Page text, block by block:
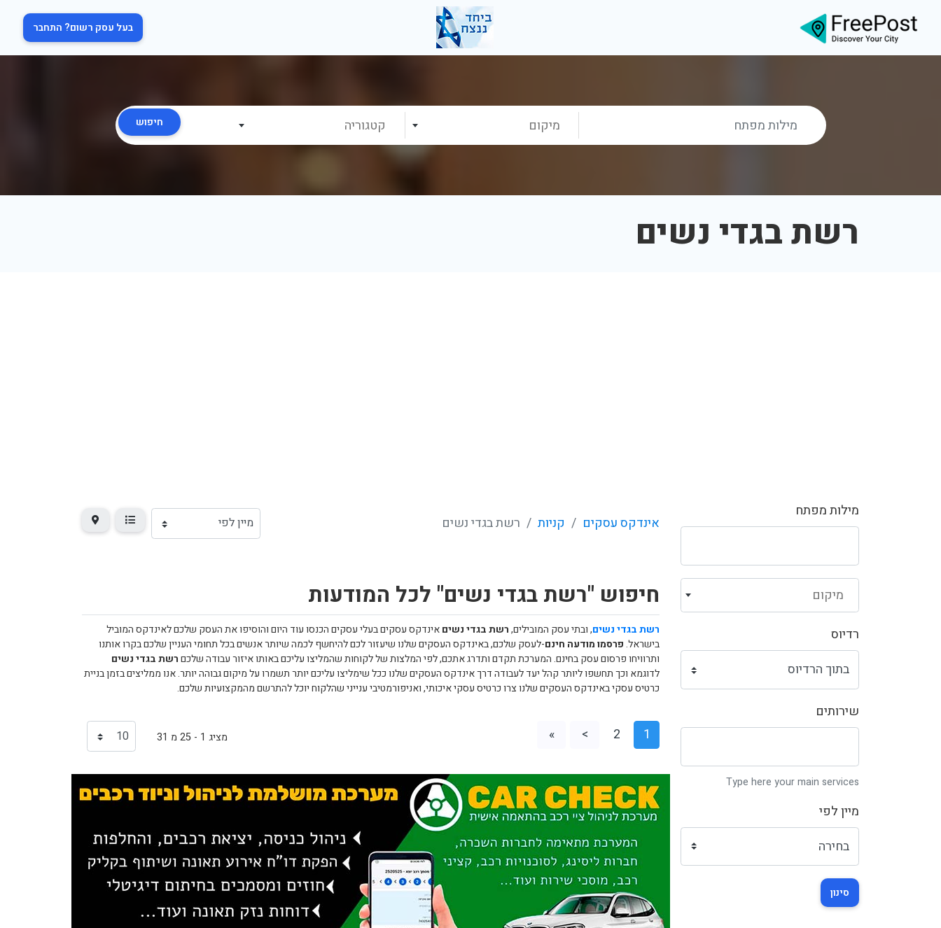
בעל עסק רשום? התחבר
מיקום קטגוריה חיפוש
רשת בגדי נשים
מילות מפתח
מיקום
רדיוס
שירותים
Type here your main services
מיין לפי
סינון
אינדקס עסקים קניות רשת בגדי נשים
חיפוש "רשת בגדי נשים" לכל המודעות
רשת בגדי נשים, ובתי עסק המובילים,רשת בגדי נשיםאינדקס עסקים בעלי עסקים הכנסו עוד היום והוסיפו את העסק שלכם לאינדקס המוביל
בישראל.פרסמו מודעה חינם-לעסק שלכם, באינדקס העסקים שלנו שיעזור לכם להיחשף לכמה שיותר אנשים בכל תחומי העניין שלכם בקרו אותנו
ותרוויחו פרסום עסק בחינם. המערכת תקדם ותדרג אתכם, לפי המלצות של לקוחות שהמליצו עליכם באותו איזור עבודה שלכםרשת בגדי נשים
לדוגמא וכך תחשפו ליותר קהל יעד לעבודה דרך אינדקס העסקים שלנו ככל שימליצו עליכם יותר תשמרו על מיקום גבוהה יותר. אנו ממליצים בזמן בניית
כרטיס עסקי באינדקס העסקים שלנו צרו כרטיס עסקי איכותי, ואניפורמטיבי ענייני שהלקוח יוכל להתרשם מהמקצועיות שלכם.
1
2
>
» מציג 1 - 25 מ 31